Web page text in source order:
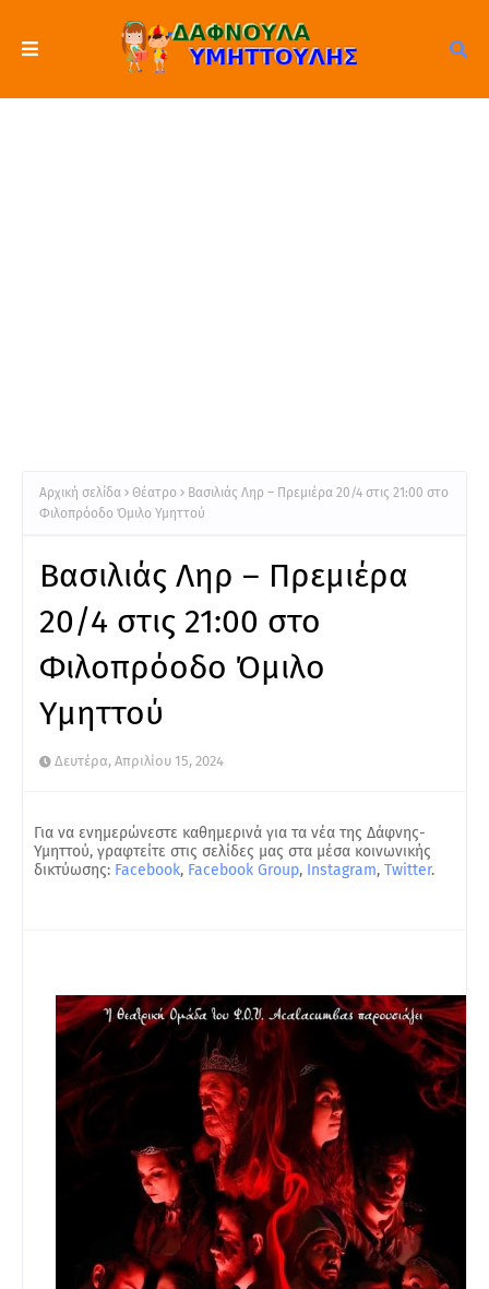
Αρχική σελίδα Θέατρο
Βασιλιάς Ληρ – Πρεμιέρα 20/4 στις 21:00 στο
Φιλοπρόοδο Όμιλο Υμηττού
Βασιλιάς Ληρ – Πρεμιέρα
20/4 στις 21:00 στο
Φιλοπρόοδο Όμιλο
Υμηττού
Δευτέρα, Απριλίου 15, 2024
Για να ενημερώνεστε καθημερινά για τα νέα της Δάφνης-
Υμηττού, γραφτείτε στις σελίδες μας στα μέσα κοινωνικής
δικτύωσης: Facebook, Facebook Group, Instagram, Twitter.